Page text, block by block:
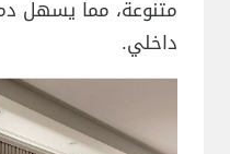
متنوعة، مما يسهل
داخلي.